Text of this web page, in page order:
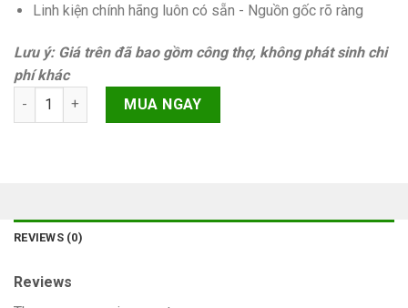
Linh kiện chính hãng luôn có sẵn - Nguồn gốc rõ ràng
Lưu ý: Giá trên đã bao gồm công thợ, không phát sinh chi
phí khác
Cảm ứng thỉnh thoảng liệt iPhone 6s Plus Chính hãng quantity
MUA NGAY
REVIEWS (0)
Reviews